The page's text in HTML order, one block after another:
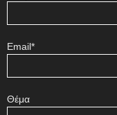
Email*
Θέμα